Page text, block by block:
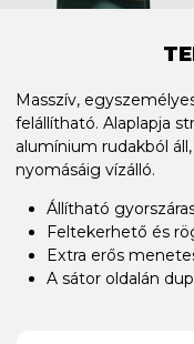
Masszív,
felállítható. Alaplapja
alumínium rudakból
nyomásáig vízálló.
Állítható
Feltekerhető és
Extra erős
A sátor oldalán